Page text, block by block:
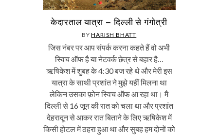
केदारताल यात्रा – दिल्ली से गंगोत्री
BYHARISH BHATT
जिस नंबर पर आप संपर्क करना कहते हैं वो अभी
स्विच ऑफ है या नेटवर्क छेत्र से बहार है…
ऋषिकेश में शुबह के 4:30 बज रहे थे और मेरी इस
यात्रा के साथी प्रशांत ने मुझे यहीं मिलना था
लेकिन उसका फ़ोन स्विच ऑफ आ रहा था। मै
दिल्ली से 16 जून की रात को चला था और प्रशांत
देहरादून से आकर रात बिताने के लिए ऋषिकेश में
किसी होटल में ठहरा हुआ था और सुबह हम दोनों को